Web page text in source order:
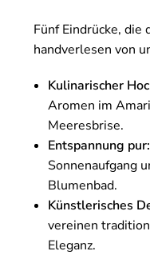
Fünf Eindrücke, die
handverlesen von
Kulinarischer
Aromen im
Meeresbrise.
Entspannung pur:
Sonnenaufgang
Blumenbad.
Künstlerisches
vereinen
Eleganz.